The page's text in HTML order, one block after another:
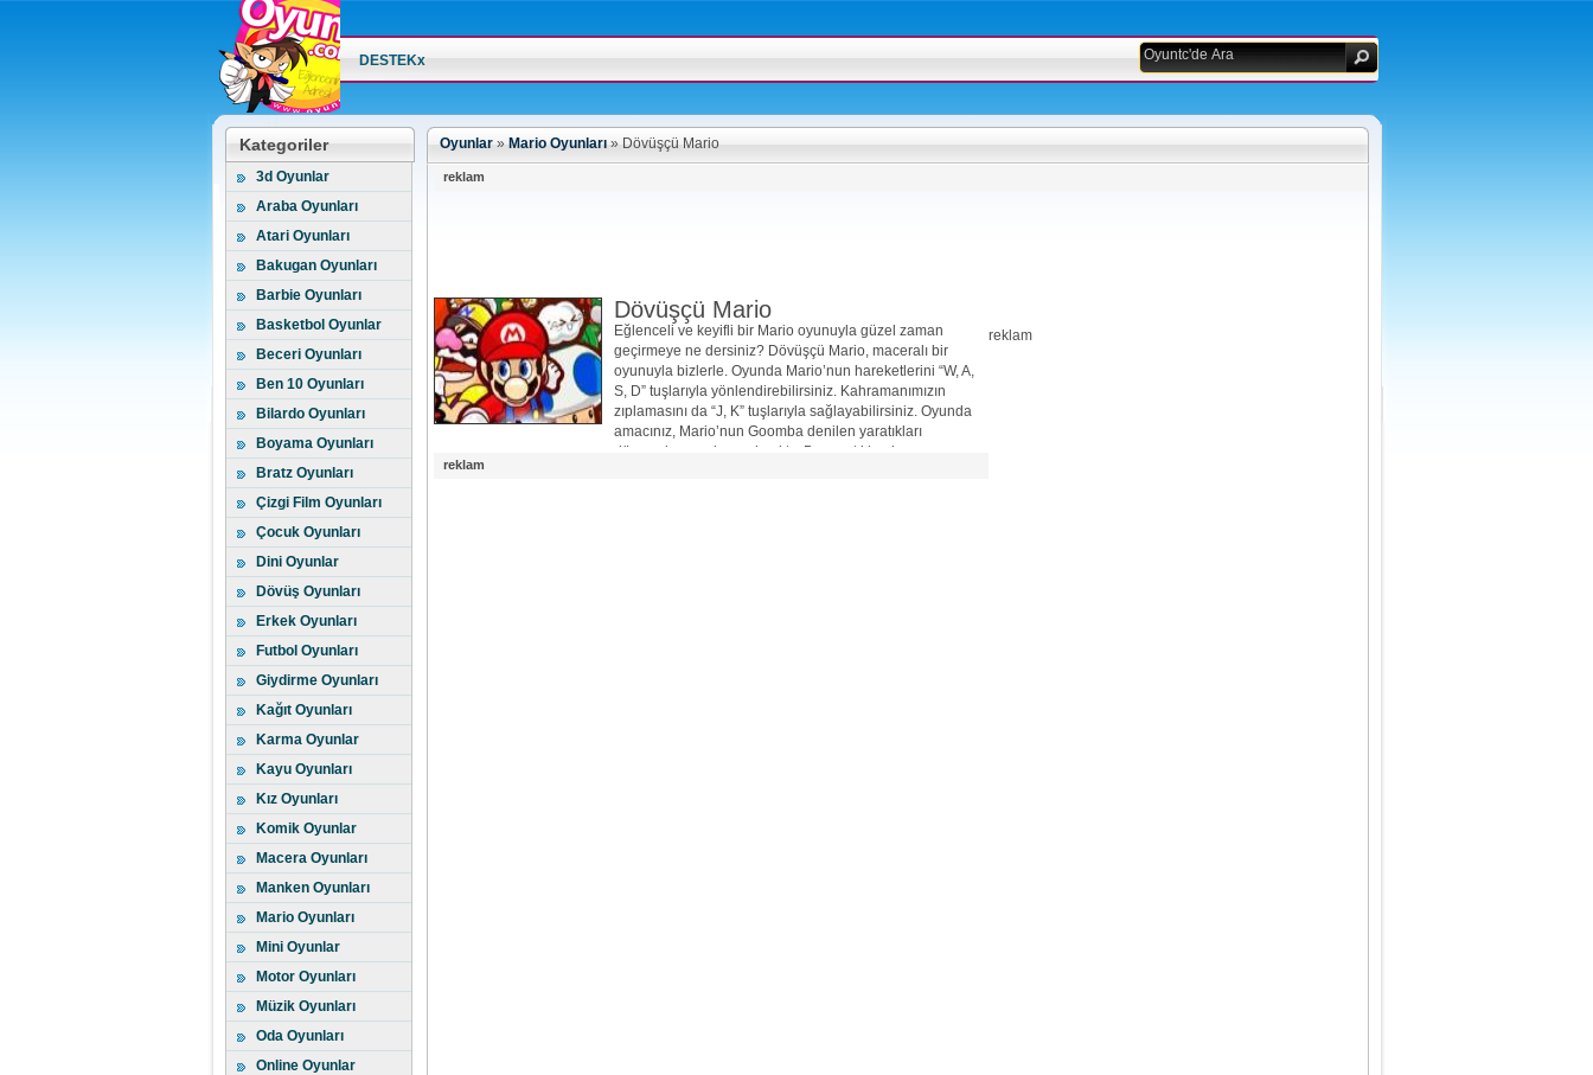
DESTEKx
Kategoriler
3d Oyunlar
Araba Oyunları
Atari Oyunları
Bakugan Oyunları
Barbie Oyunları
Basketbol Oyunlar
Beceri Oyunları
Ben 10 Oyunları
Bilardo Oyunları
Boyama Oyunları
Bratz Oyunları
Çizgi Film Oyunları
Çocuk Oyunları
Dini Oyunlar
Dövüş Oyunları
Erkek Oyunları
Futbol Oyunları
Giydirme Oyunları
Kağıt Oyunları
Karma Oyunlar
Kayu Oyunları
Kız Oyunları
Komik Oyunlar
Macera Oyunları
Manken Oyunları
Mario Oyunları
Mini Oyunlar
Motor Oyunları
Müzik Oyunları
Oda Oyunları
Online Oyunlar
Oyunlar » Mario Oyunları »Dövüşçü Mario
reklam
Dövüşçü Mario
Eğlenceli ve keyifli bir Mario oyunuyla güzel zaman
geçirmeye ne dersiniz? Dövüşçü Mario, maceralı bir
oyunuyla bizlerle. Oyunda Mario’nun hareketlerini “W, A,
S, D” tuşlarıyla yönlendirebilirsiniz. Kahramanımızın
zıplamasını da “J, K” tuşlarıyla sağlayabilirsiniz. Oyunda
amacınız, Mario’nun Goomba denilen yaratıkları
dövmesine yardımcı olmaktır. Bu yaratıkları her
reklam
reklam